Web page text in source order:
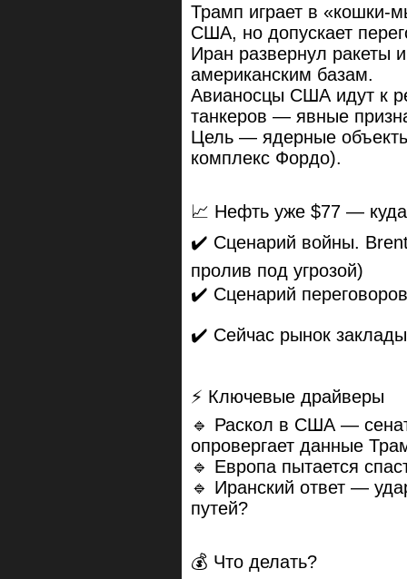
Трамп играет в «кошки-
США, но допускает
Иран развернул ракеты
американским базам.
Авианосцы США идут к
танкеров — явные
Цель — ядерные
комплекс Фордо).
📈 Нефть уже $77 —
✔️ Сценарий войны.
пролив под угрозой)
✔️ Сценарий
✔️ Сейчас рынок
⚡ Ключевые драйверы
🔹 Раскол в США —
опровергает данные
🔹 Европа пытается
🔹 Иранский ответ —
путей?
💰 Что делать?